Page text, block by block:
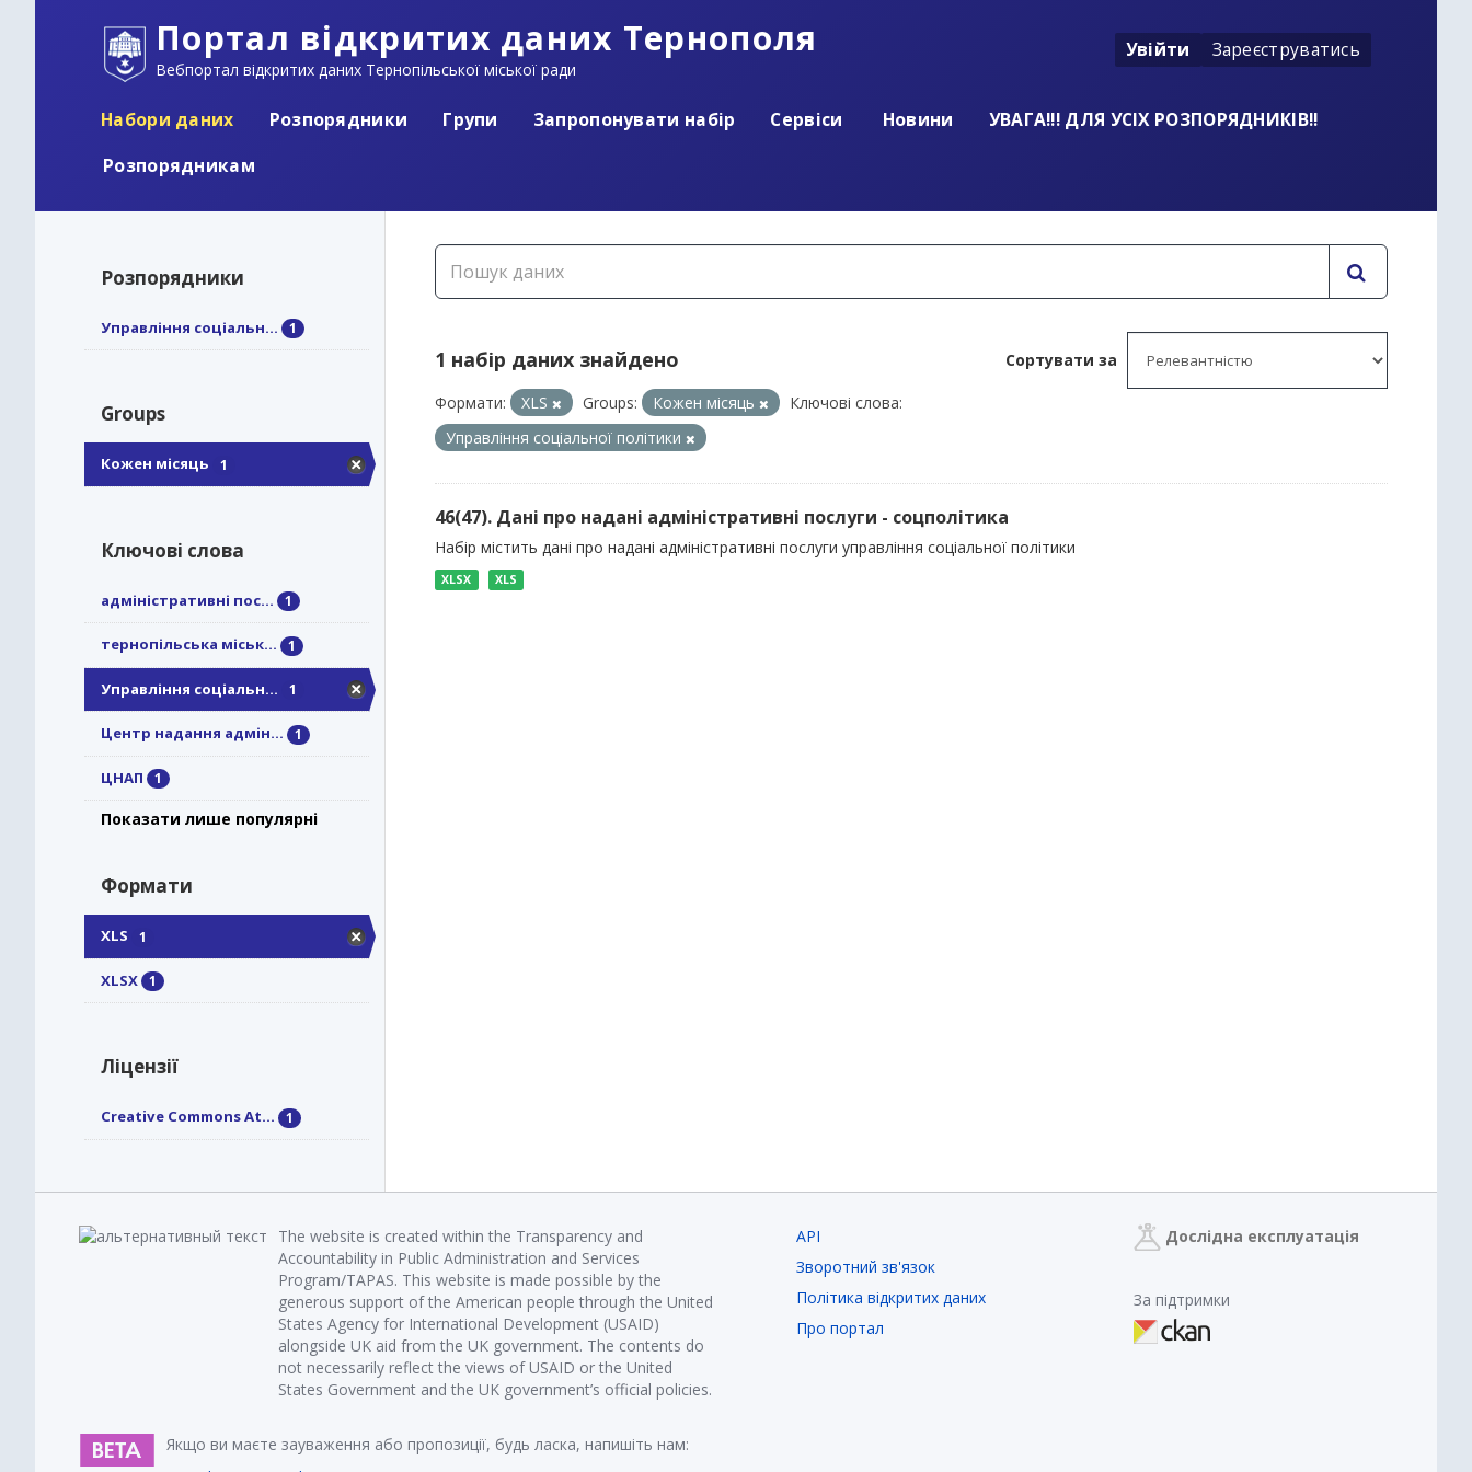
Портал відкритих даних Тернополя
Вебпортал відкритих даних Тернопільської міської ради
Увійти Зареєструватись
Набори даних Розпорядники Групи Запропонувати набір Сервіси Новини
УВАГА!!! ДЛЯ УСІХ РОЗПОРЯДНИКІВ!!
Розпорядникам
Розпорядники
Управління соціальн... 1
Groups
Кожен місяць 1
Ключові слова
адміністративні пос... 1
тернопільська міськ... 1
Управління соціальн... 1
Центр надання адмін... 1
ЦНАП 1
Показати лише популярні
Формати
XLS 1
XLSX 1
Ліцензії
Creative Commons At... 1
Сортувати за
1 набір даних знайдено
Формати: XLS Groups: Кожен місяць
Ключові слова:
Управління соціальної політики
46(47). Дані про надані адміністративні послуги - соцполітика
Набір містить дані про надані адміністративні послуги управління соціальної політики
XLSX XLS
The website is created within the Transparency and
Accountability in Public Administration and Services
Program/TAPAS. This website is made possible by the
generous support of the American people through the United
States Agency for International Development (USAID)
alongside UK aid from the UK government. The contents do
not necessarily reflect the views of USAID or the United
States Government and the UK government’s official policies.
Якщо ви маєте зауваження або пропозиції, будь ласка, напишіть нам:
API
Зворотний зв'язок
Політика відкритих даних
Про портал
Дослідна експлуатація
За підтримки